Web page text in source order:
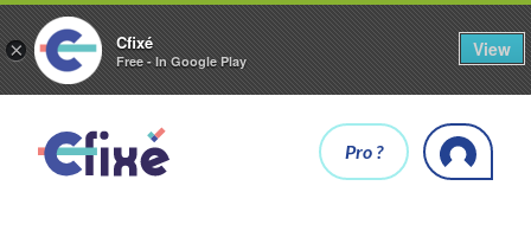
× Cfixé
Free - In Google Play
View
Pro ?